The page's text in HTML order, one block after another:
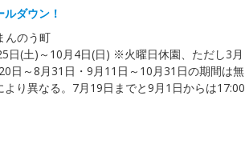
ダウン！
んのう町
日(土)～10月4日(日) ※火曜日休園、ただし3月
日～8月31日・9月11日～10月31日の期間は無
り異なる。7月19日までと9月1日からは17:00